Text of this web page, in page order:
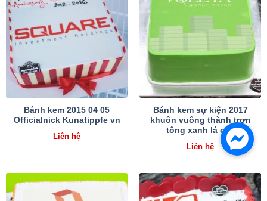
Bánh kem 2015 04 05
Officialnick Kunatippfe vn
Liên hệ
Bánh kem sự kiện 2017
khuôn vuông thành trơn
tông xanh lá cây
Liên hệ